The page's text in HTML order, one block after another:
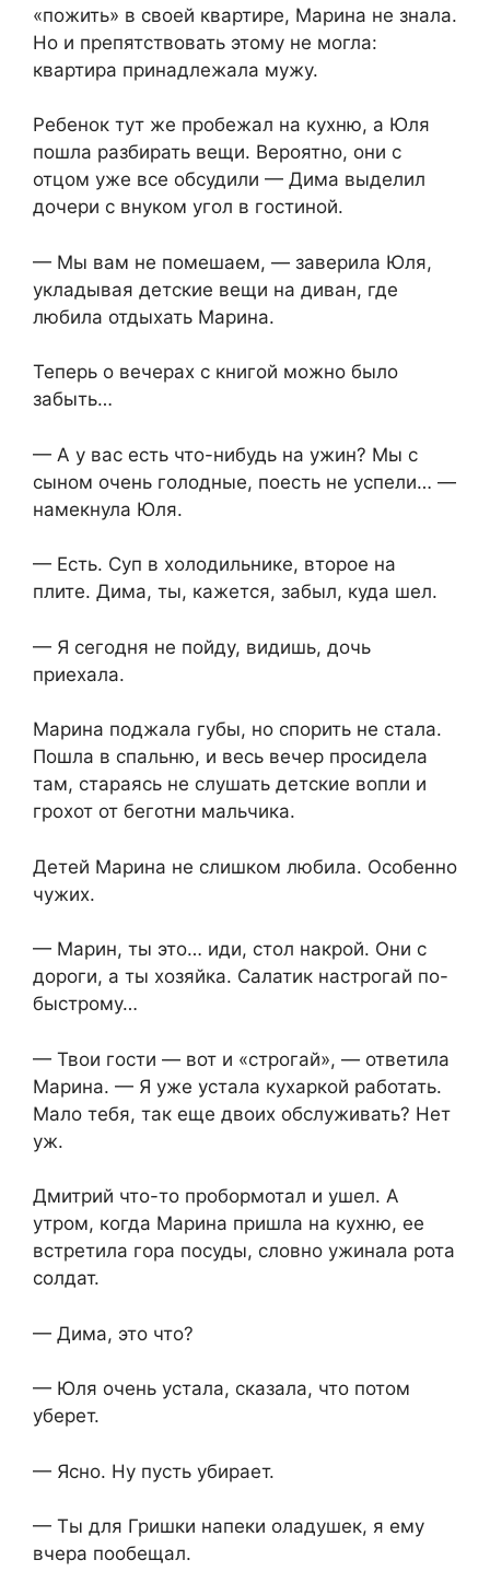
«пожить» в своей квартире, Марина не знала.
Но и препятствовать этому не могла:
квартира принадлежала мужу.
Ребенок тут же пробежал на кухню, а Юля
пошла разбирать вещи. Вероятно, они с
отцом уже все обсудили — Дима выделил
дочери с внуком угол в гостиной.
— Мы вам не помешаем, — заверила Юля,
укладывая детские вещи на диван, где
любила отдыхать Марина.
Теперь о вечерах с книгой можно было
забыть…
— А у вас есть что-нибудь на ужин? Мы с
сыном очень голодные, поесть не успели… —
намекнула Юля.
— Есть. Суп в холодильнике, второе на
плите. Дима, ты, кажется, забыл, куда шел.
— Я сегодня не пойду, видишь, дочь
приехала.
Марина поджала губы, но спорить не стала.
Пошла в спальню, и весь вечер просидела
там, стараясь не слушать детские вопли и
грохот от беготни мальчика.
Детей Марина не слишком любила. Особенно
чужих.
— Марин, ты это… иди, стол накрой. Они с
дороги, а ты хозяйка. Салатик настрогай по-
быстрому…
— Твои гости — вот и «строгай», — ответила
Марина. — Я уже устала кухаркой работать.
Мало тебя, так еще двоих обслуживать? Нет
уж.
Дмитрий что-то пробормотал и ушел. А
утром, когда Марина пришла на кухню, ее
встретила гора посуды, словно ужинала рота
солдат.
— Дима, это что?
— Юля очень устала, сказала, что потом
уберет.
— Ясно. Ну пусть убирает.
— Ты для Гришки напеки оладушек, я ему
вчера пообещал.